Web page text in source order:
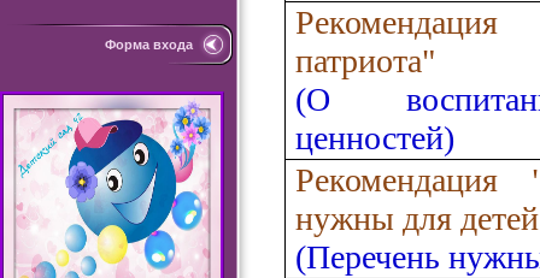
Форма входа
Рекомендация
патриота"
(О
ценностей)
Рекомендация
нужны для
(Перечень